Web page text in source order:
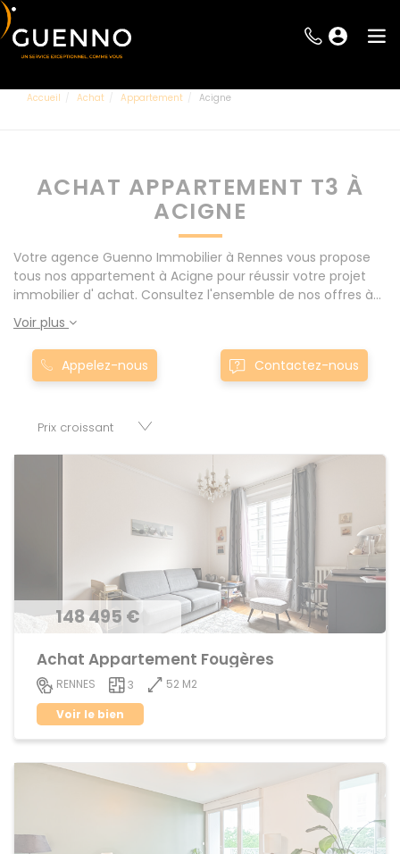
Accueil Achat Appartement Acigne
ACHAT APPARTEMENT T3 À
ACIGNE
Votre agence Guenno Immobilier à Rennes vous propose
tous nos appartement à Acigne pour réussir votre projet
immobilier d' achat. Consultez l'ensemble de nos offres à
Rennes mais également aux alentours : Le Rheu, Pacé,
Montgermont... Nos appartement T3 à Acigne sont
proposés au meilleur prix du marché pour permettre au
plus grand nombre de réussir son projet immobilier. Nous
terrains et murs.
Voir plus
Appelez-nous Contactez-nous
148 495 €
Achat Appartement Fougères
RENNES 3
52 M2
Voir le bien